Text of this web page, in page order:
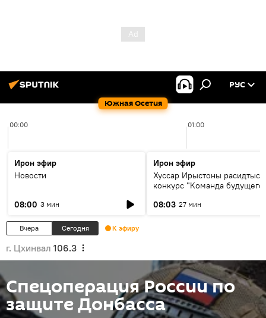
Южная Осетия
РУС
00:00 01:00
Ирон эфир
Новости
08:00 3 мин
Ирон эфир
Хуссар Ирыстоны
конкурс "Команда
08:03 27 мин
Вчера Сегодня К эфиру
г. Цхинвал 106.3
Спецоперация России по
защите Донбасса